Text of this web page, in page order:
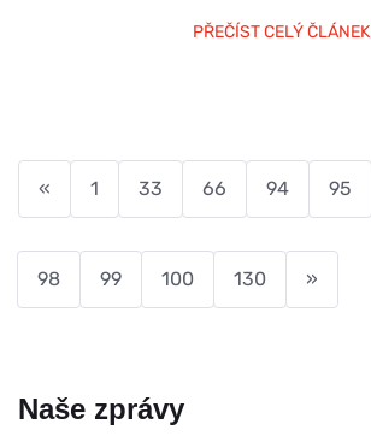
PŘEČÍST CELÝ ČLÁNEK
« 1 33 66 94 95
98 99 100 130 »
Naše zprávy